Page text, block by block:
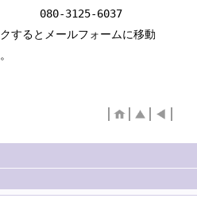
6037
するとメールフォームに移動